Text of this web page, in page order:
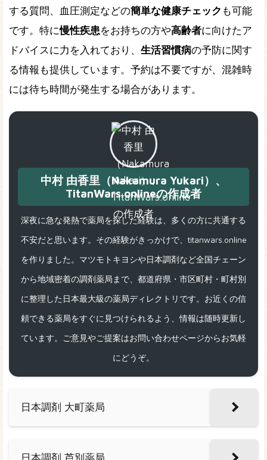
する質問、血圧測定などの簡単な健康チェック も可能
です。特に慢性疾患をお持ちの方や高齢者に向けたア
ドバイスに力を入れており、 生活習慣病の予防に関す
る情報も提供しています。予約は不要ですが、混雑時
には待ち時間が発生する場合があります。
中村 由香里（Nakamura Yukari）、
TitanWars.onlineの作成者
深夜に急な発熱で薬局を探した経験は、多くの方に共通する
不安だと思います。その経験がきっかけで、titanwars.online
を作りました。マツモトキヨシや日本調剤など全国チェーン
から地域密着の調剤薬局まで、都道府県・市区町村・町村別
に整理した日本最大級の薬局ディレクトリです。お近くの信
頼できる薬局をすぐに見つけられるよう、情報は随時更新し
ています。ご意見やご提案はお問い合わせページからお気軽
にどうぞ。
日本調剤 大町薬局
日本調剤 芦別薬局